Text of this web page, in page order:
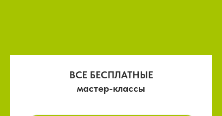
ВСЕ БЕСПЛАТНЫЕ
мастер-классы